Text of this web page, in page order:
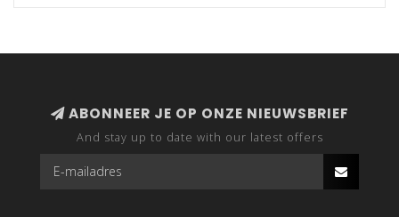
ABONNEER JE OP ONZE NIEUWSBRIEF
And stay up to date with our latest offers